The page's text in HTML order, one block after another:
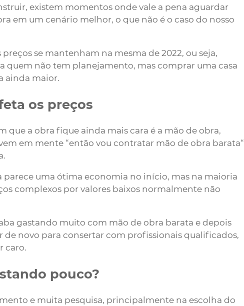
existem momentos onde vale a pena aguardar
em um cenário melhor, o que não é o caso do nosso
se mantenham na mesma de 2022, ou seja,
quem não tem planejamento, mas comprar uma casa
ainda maior.
os preços
que a obra fique ainda mais cara é a mão de obra,
em mente “então vou contratar mão de obra barata“
parece uma ótima economia no início, mas na maioria
complexos por valores baixos normalmente não
gastando muito com mão de obra barata e depois
de novo para consertar com profissionais qualificados,
caro.
pouco?
e muita pesquisa, principalmente na escolha do